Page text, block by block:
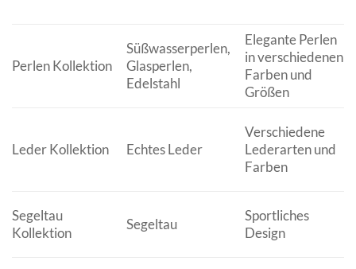
Perlen Kollektion
Süßwasserperlen,
Glasperlen,
Edelstahl
Elegante Perlen
in verschiedenen
Farben und
Größen
Leder Kollektion Echtes Leder
Verschiedene
Lederarten und
Farben
Segeltau
Kollektion
Segeltau
Sportliches
Design